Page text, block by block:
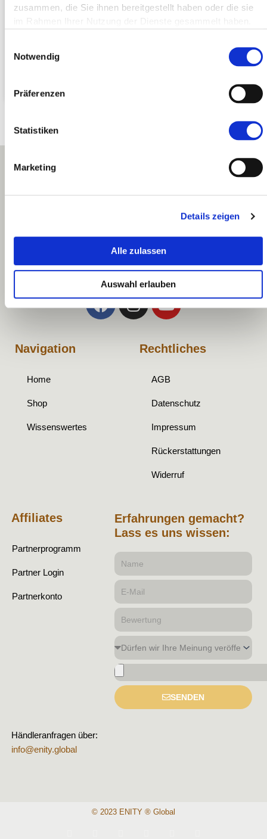
zusammen, die Sie ihnen bereitgestellt haben oder die sie
Notwendig
Präferenzen
Statistiken
Marketing
Details zeigen
Alle zulassen
Auswahl erlauben
ENITY flow
Monatspackung
98,00
oder im Abo bis zu
Rybná 716/24, CZ 110 00 Praha 1, Staré Město
info@enity.global
FacebookInstagram
Youtube
Navigation
Home
Shop
Wissenswertes
Rechtliches
AGB
Datenschutz
Impressum
Rückerstattungen
Widerruf
Affiliates
Partnerprogramm
Partner Login
Partnerkonto
Händleranfragen über:
info@enity.global
Erfahrungen gemacht?
Lass es uns wissen:
Mail
wir
Ihre
Meinung
veröffentlichen?
Bild
hochladen
SENDEN
© 2023 ENITY ® Global